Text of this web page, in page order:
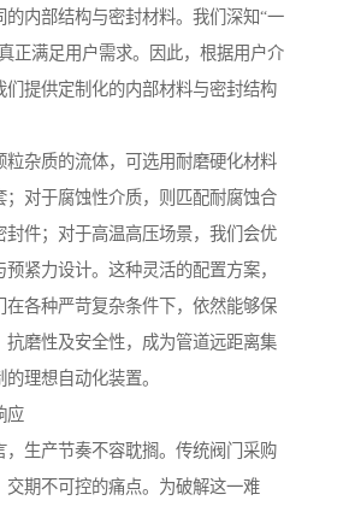
的内部结构与密封材料。我们深知“一
正满足用户需求。因此，根据用户介
们提供定制化的内部材料与密封结构
粒杂质的流体，可选用耐磨硬化材料
；对于腐蚀性介质，则匹配耐腐蚀合
封件；对于高温高压场景，我们会优
紧力设计。这种灵活的配置方案，
在各种严苛复杂条件下，依然能够保
抗磨性及安全性，成为管道远距离集
理想自动化装置。
应
，生产节奏不容耽搁。传统阀门采购
交期不可控的痛点。为破解这一难